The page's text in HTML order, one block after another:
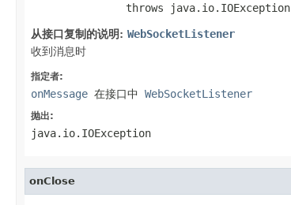
               throws java.io.IOException
从接口复制的说明: WebSocketListener
收到消息时
指定者:
onMessage 在接口中 WebSocketListener
抛出:
java.io.IOException
onClose